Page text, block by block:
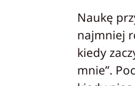
Naukę
najmniej
kiedy
mnie”.